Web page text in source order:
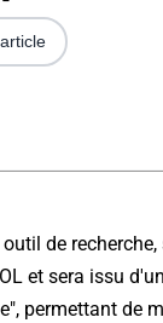
de
et sera issu
permettant de